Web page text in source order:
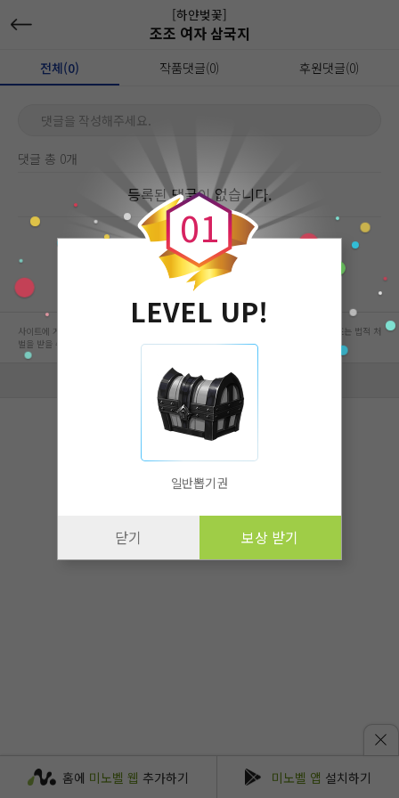
[하얀벚꽃]
조조 여자 삼국지
전체(0) 작품댓글(0) 후원댓글(0)
댓글을 작성해주세요.
댓글 총 0개
등록된 댓글이 없습니다.
0
0
1
LEVEL UP!
일반뽑기권
닫기 보상 받기
홈에 미노벨 웹 추가하기 미노벨 앱 설치하기
사이트에 게시된 컨텐츠는 저작권자의 권리가 있는 컨텐츠로서 무단 복제, 전송, 수정, 배포는 법적 처
벌을 받을 수 있습니다.
회사 정보 자세히 보기